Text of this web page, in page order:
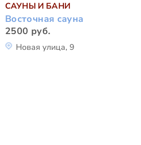
САУНЫ И БАНИ
Восточная сауна
2500 руб.
Новая улица, 9